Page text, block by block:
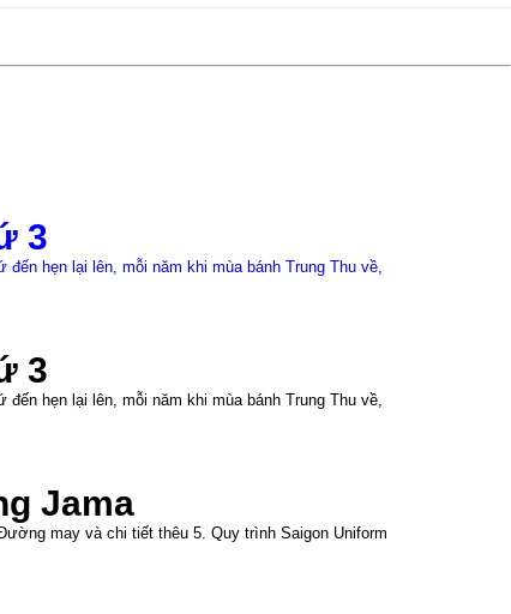
3
hẹn lại lên, mỗi năm khi mùa bánh Trung Thu về,
3
hẹn lại lên, mỗi năm khi mùa bánh Trung Thu về,
Jama
may và chi tiết thêu 5. Quy trình Saigon Uniform